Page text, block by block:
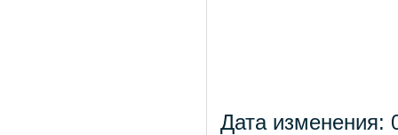
Дата изменения: